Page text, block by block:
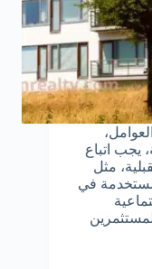
يجب اتباع
مثل
في